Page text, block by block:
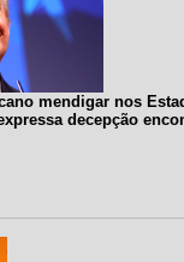
mendigar nos
decepção